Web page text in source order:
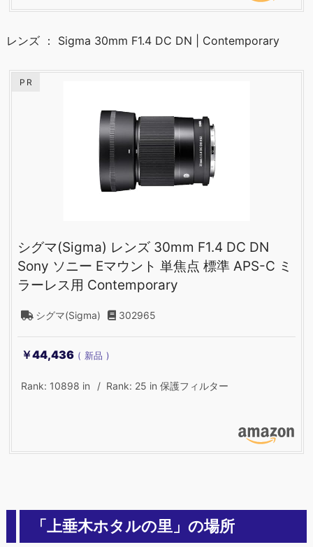
レンズ ： Sigma 30mm F1.4 DC DN | Contemporary
シグマ(Sigma) レンズ 30mm F1.4 DC DN
Sony ソニー Eマウント 単焦点 標準 APS-C ミ
ラーレス用 Contemporary
シグマ(Sigma) 302965
￥44,436 新品
Rank: 10898 in Rank: 25 in 保護フィルター
PR
「上垂木ホタルの里」の場所